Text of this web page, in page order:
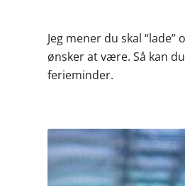
Jeg mener du skal
ønsker at være. Så kan
ferieminder.